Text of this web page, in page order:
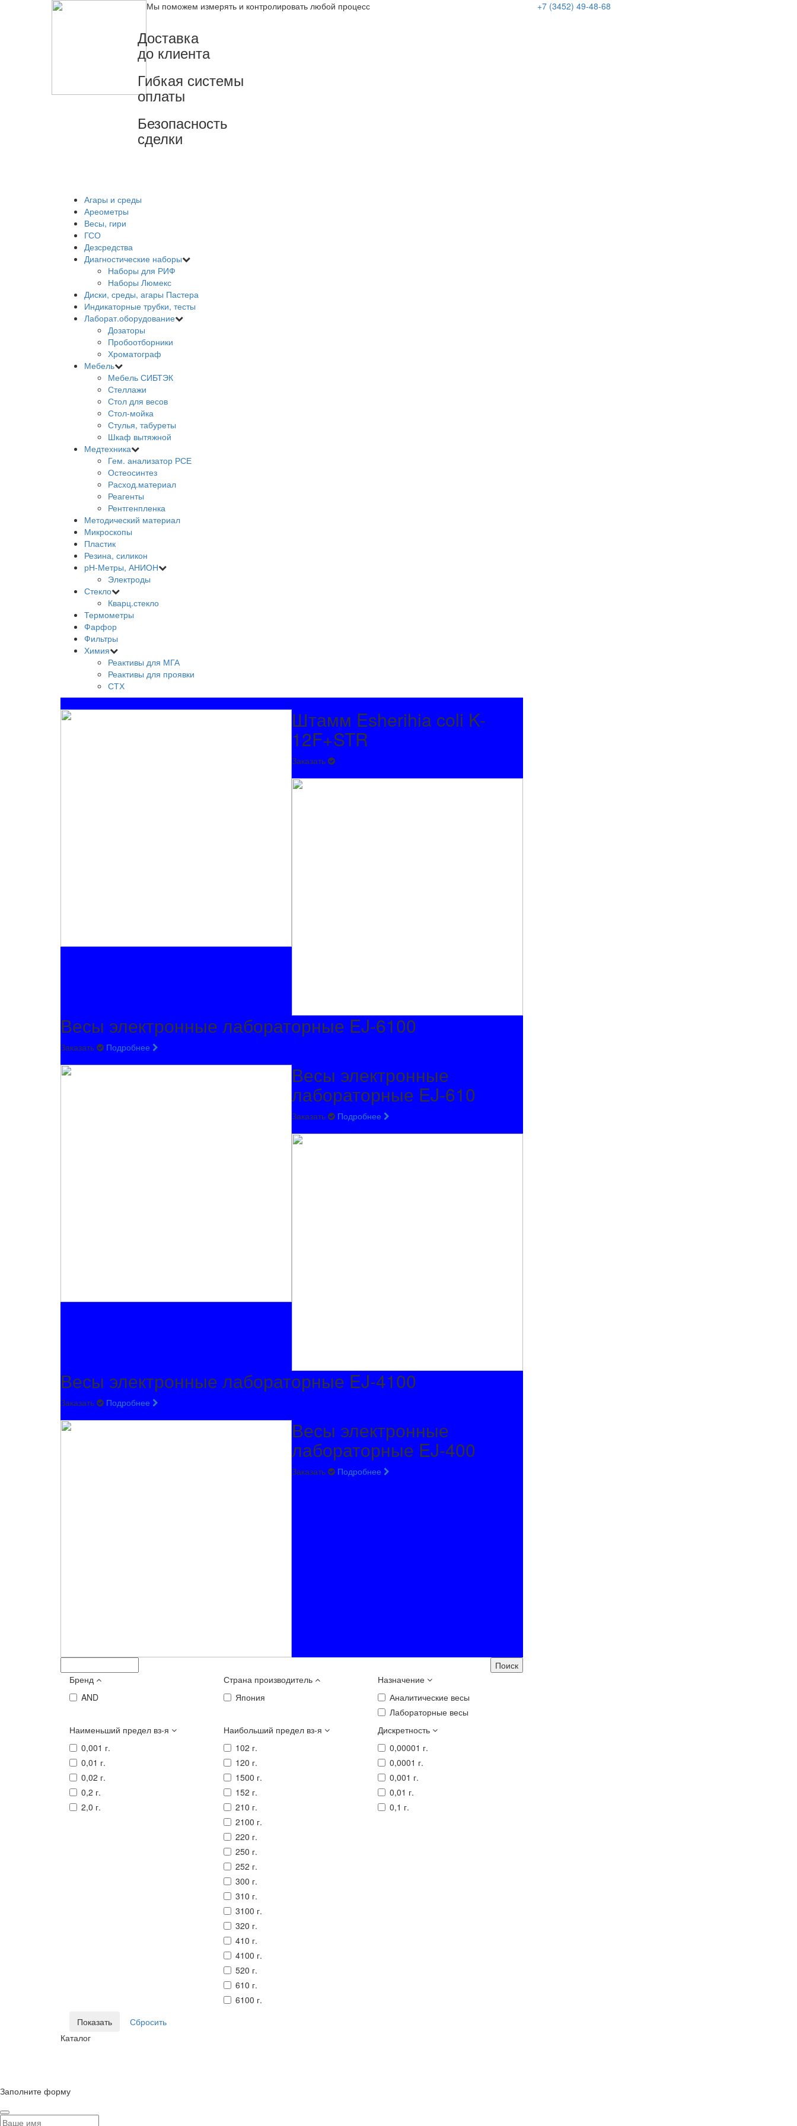
Мы поможем измерять и контролировать любой процесс +7 (3452) 49-48-68
Доставка
до клиента
Гибкая системы
оплаты
Безопасность
сделки
Агары и среды
Ареометры
Весы, гири
ГСО
Дезсредства
Диагностические наборы
Наборы для РИФ
Наборы Люмекс
Диски, среды, агары Пастера
Индикаторные трубки, тесты
Лаборат.оборудование
Дозаторы
Пробоотборники
Хроматограф
Мебель
Мебель СИБТЭК
Стеллажи
Стол для весов
Стол-мойка
Стулья, табуреты
Шкаф вытяжной
Медтехника
Гем. анализатор РСЕ
Остеосинтез
Расход.материал
Реагенты
Рентгенпленка
Методический материал
Микроскопы
Пластик
Резина, силикон
рН-Метры, АНИОН
Электроды
Стекло
Кварц.стекло
Термометры
Фарфор
Фильтры
Химия
Реактивы для МГА
Реактивы для проявки
СТХ
Штамм Esherihia coli K-
12F+STR
Заказать
Весы электронные лабораторные EJ-6100
Заказать Подробнее
Весы электронные
лабораторные EJ-610
Заказать Подробнее
Весы электронные лабораторные EJ-4100
Заказать Подробнее
Весы электронные
лабораторные EJ-400
Заказать Подробнее
Бренд
AND
Страна производитель
Япония
Назначение
Аналитические весы
Лабораторные весы
Наименьший предел вз-я
0,001 г.
0,01 г.
0,02 г.
0,2 г.
2,0 г.
Наибольший предел вз-я
102 г.
120 г.
1500 г.
152 г.
210 г.
2100 г.
220 г.
250 г.
252 г.
300 г.
310 г.
3100 г.
320 г.
410 г.
4100 г.
520 г.
610 г.
6100 г.
Дискретность
0,00001 г.
0,0001 г.
0,001 г.
0,01 г.
0,1 г.
Каталог
Заполните форму